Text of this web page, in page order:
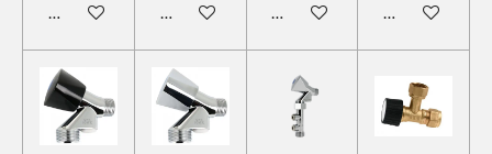
In winkelwagen In winkelwagen In winkelwagen In